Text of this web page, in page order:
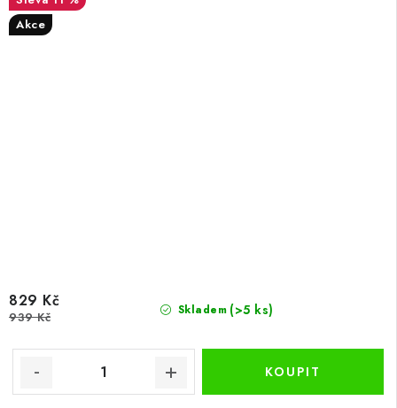
Akce
Skladem (>5 ks)
829 Kč
939 Kč